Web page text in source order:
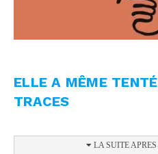
ELLE A MÊME
TRACES